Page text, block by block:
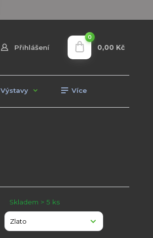
Přihlášení
0
0,00 Kč
Výstavy Více
Skladem > 5 ks